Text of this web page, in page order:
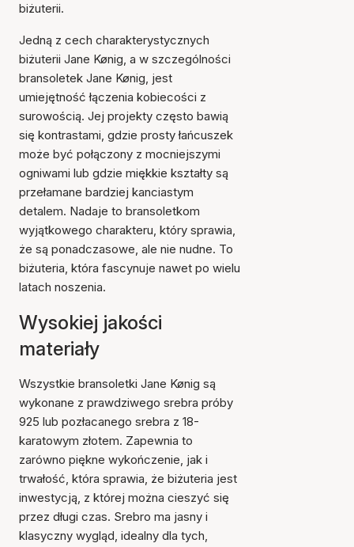
biżuterii.
Jedną z cech charakterystycznych
biżuterii Jane Kønig, a w szczególności
bransoletek Jane Kønig, jest
umiejętność łączenia kobiecości z
surowością. Jej projekty często bawią
się kontrastami, gdzie prosty łańcuszek
może być połączony z mocniejszymi
ogniwami lub gdzie miękkie kształty są
przełamane bardziej kanciastym
detalem. Nadaje to bransoletkom
wyjątkowego charakteru, który sprawia,
że są ponadczasowe, ale nie nudne. To
biżuteria, która fascynuje nawet po wielu
latach noszenia.
Wysokiej jakości
materiały
Wszystkie bransoletki Jane Kønig są
wykonane z prawdziwego srebra próby
925 lub pozłacanego srebra z 18-
karatowym złotem. Zapewnia to
zarówno piękne wykończenie, jak i
trwałość, która sprawia, że biżuteria jest
inwestycją, z której można cieszyć się
przez długi czas. Srebro ma jasny i
klasyczny wygląd, idealny dla tych,